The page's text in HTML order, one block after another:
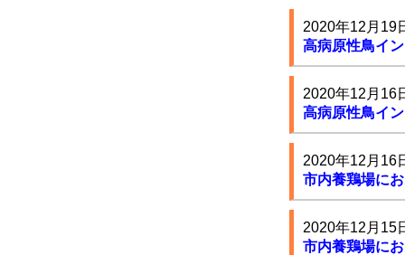
2020年12月19
高病原性鳥イ
2020年12月16
高病原性鳥イ
2020年12月16
市内養鶏場に
2020年12月15
市内養鶏場に